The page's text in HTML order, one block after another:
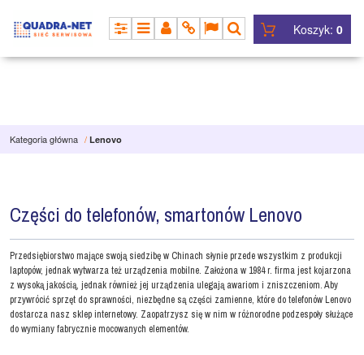
PANELMENUPANELINFOLANGSZUKAJ Koszyk: 0
Kategoria główna / Lenovo
Części do telefonów, smartonów Lenovo
Przedsiębiorstwo mające swoją siedzibę w Chinach słynie przede wszystkim z produkcji
laptopów, jednak wytwarza też urządzenia mobilne. Założona w 1984 r. firma jest kojarzona
z wysoką jakością, jednak również jej urządzenia ulegają awariom i zniszczeniom. Aby
przywrócić sprzęt do sprawności, niezbędne są części zamienne, które do telefonów Lenovo
dostarcza nasz sklep internetowy. Zaopatrzysz się w nim w różnorodne podzespoły służące
do wymiany fabrycznie mocowanych elementów.